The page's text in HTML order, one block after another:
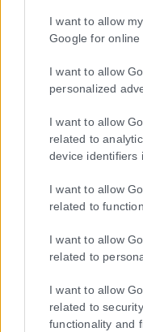
I want to allow
Google for online
I want to allow
personalized
I want to allow
related to
device identifiers
I want to allow
related to
I want to allow
related to
I want to allow
related to
functionality and
ΤΑ